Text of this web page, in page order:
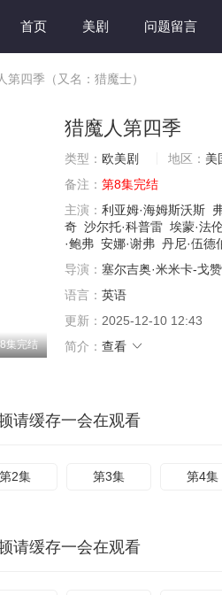
首页 美剧 问题留言
第四季（又名：猎魔士）
集完结
猎魔人第四季
类型： 欧美剧 地区： 美
备注： 第8集完结
主演： 利亚姆·海姆斯沃斯
奇 沙尔托·科普雷 埃蒙·法
·鲍弗 安娜·谢弗 丹尼·伍德
导演： 塞尔吉奥·米米卡-戈赞
语言： 英语
更新： 2025-12-10 12:43
简介： 查看
请缓存一会在观看
第2集 第3集 第4集
请缓存一会在观看